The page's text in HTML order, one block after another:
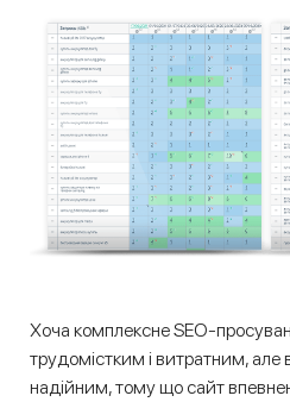
Хоча комплексне SEO-
трудомістким і витратним, але
надійним, тому що сайт